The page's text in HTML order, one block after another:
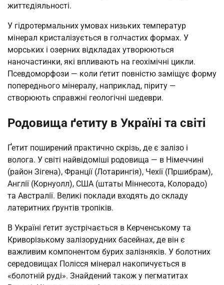
життєдіяльності.
У гідротермальних умовах низьких температур
мінерал кристалізується в голчастих формах. У
морських і озерних відкладах утворюються
наночастинки, які впливають на геохімічні цикли.
Псевдоморфози — коли ґетит повністю заміщує форму
попереднього мінералу, наприклад, піриту —
створюють справжні геологічні шедеври.
Родовища ґетиту в Україні та світі
Ґетит поширений практично скрізь, де є залізо і
волога. У світі найвідоміші родовища — в Німеччині
(район Зігена), Франції (Лотарингія), Чехії (Пршибрам),
Англії (Корнуолл), США (штаты Міннесота, Колорадо)
та Австралії. Великі поклади входять до складу
латеритних ґрунтів тропіків.
В Україні ґетит зустрічається в Керченському та
Криворізькому залізорудних басейнах, де він є
важливим компонентом бурих залізняків. У болотних
середовищах Полісся мінерал накопичується в
«болотній руді». Знайдений також у пегматитах